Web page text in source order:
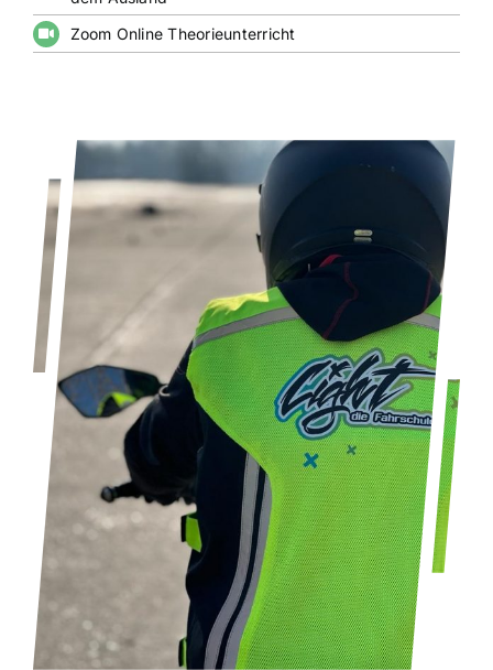
Zoom Online Theorieunterricht